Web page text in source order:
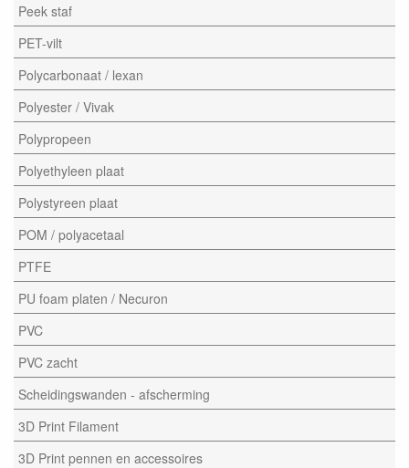
Peek staf
PET-vilt
Polycarbonaat / lexan
Polyester / Vivak
Polypropeen
Polyethyleen plaat
Polystyreen plaat
POM / polyacetaal
PTFE
PU foam platen / Necuron
PVC
PVC zacht
Scheidingswanden - afscherming
3D Print Filament
3D Print pennen en accessoires